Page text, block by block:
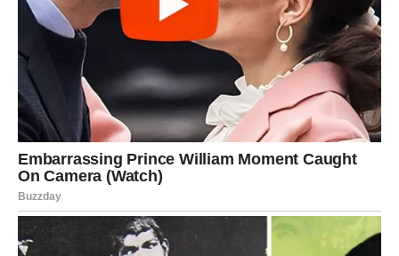
ŠKORPIJA
Transformacija koja briše staru verziju vas
Škorpije ulaze u snažnu fazu promene. 10. januar otvara
vrata lične transformacije. Nešto staro odlazi – uverenje,
strah, odnos – i pravi prostor za novo.
U ljubavi dolazi do produbljivanja odnosa ili do konačne
odluke. Nema više sive zone. Finansije se stabilizuju kroz
hrabar potez koji ste dugo odlagali.